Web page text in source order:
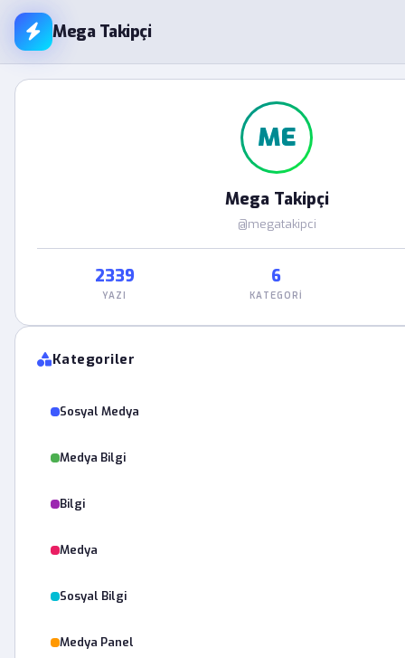
Mega Takipçi
ME
Mega Takipçi
@megatakipci
2339
YAZI
6
KATEGORI
Kategoriler
Sosyal Medya
Medya Bilgi
Bilgi
Medya
Sosyal Bilgi
Medya Panel